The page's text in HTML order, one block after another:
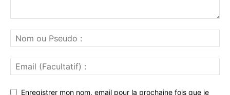
Enregistrer mon nom, email pour la prochaine fois que je